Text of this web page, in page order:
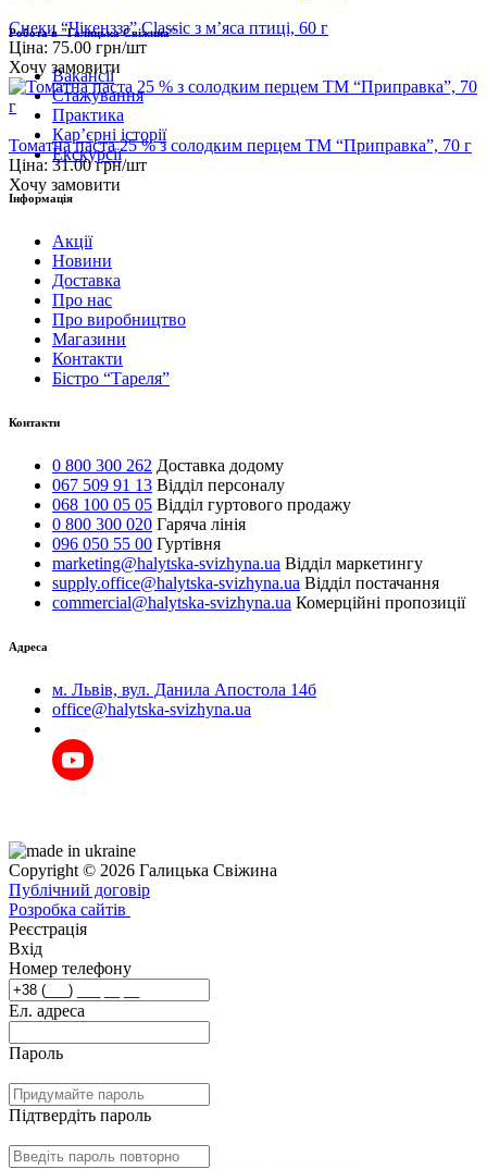
Снеки “Чікенззз” Classic з м’яса птиці, 60 г
Ціна: 75.00 грн/шт
Хочу замовити
Томатна паста 25 % з солодким перцем ТМ “Приправка”, 70 г
Ціна: 31.00 грн/шт
Хочу замовити
Робота в "Галицька Свіжина"
Вакансії
Стажування
Практика
Карʼєрні історії
Екскурсії
Інформація
Акції
Новини
Доставка
Про нас
Про виробництво
Магазини
Контакти
Бістро “Тареля”
Контакти
0 800 300 262 Доставка додому
067 509 91 13 Відділ персоналу
068 100 05 05 Відділ гуртового продажу
0 800 300 020 Гаряча лінія
096 050 55 00 Гуртівня
marketing@halytska-svizhyna.ua Відділ маркетингу
supply.office@halytska-svizhyna.ua Відділ постачання
commercial@halytska-svizhyna.ua Комерційні пропозиції
Адреса
м. Львів, вул. Данила Апостола 14б
office@halytska-svizhyna.ua
Copyright © 2026 Галицька Свіжина
Публічний договір
Розробка сайтів
Реєстрація
Вхід
Номер телефону
Ел. адреса
Пароль
Підтвердіть пароль